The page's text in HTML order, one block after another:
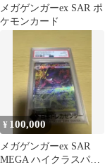
メガゲンガーex SAR ポ
ケモンカード
¥ 100,000
メガゲンガーex SAR
MEGA ハイクラスパッ